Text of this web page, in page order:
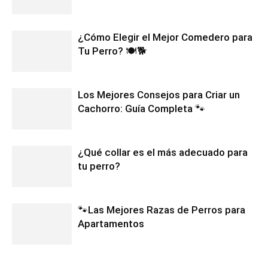
¿Cómo Elegir el Mejor Comedero para
Tu Perro? 🍽️🐕
Los Mejores Consejos para Criar un
Cachorro: Guía Completa 🐾
¿Qué collar es el más adecuado para
tu perro?
🐾Las Mejores Razas de Perros para
Apartamentos